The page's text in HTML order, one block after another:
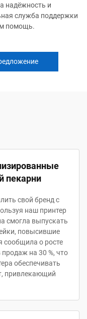
надёжность и
служба поддержки
помощь.
пекарни
свой бренд с
наш принтер
смогла выпускать
повысившие
сообщила о росте
на 30 %, что
обеспечивать
привлекающий